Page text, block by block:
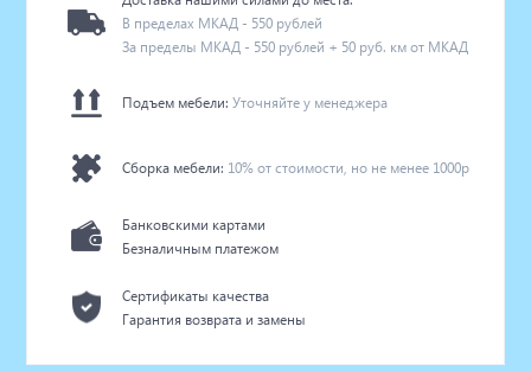
В пределах МКАД - 550 рублей
За пределы МКАД - 550 рублей + 50 руб. км от МКАД
Подъем мебели:Уточняйте у менеджера
Сборка мебели: 10% от стоимости, но не менее 1000р
Банковскими картами
Безналичным платежом
Сертификаты качества
Гарантия возврата и замены